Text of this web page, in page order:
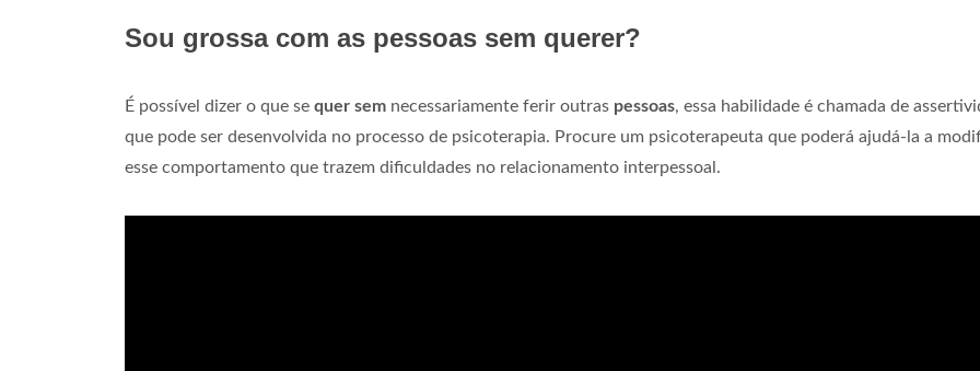
Sou grossa com as pessoas sem querer?
É possível dizer o que se quer sem necessariamente ferir outras pessoas, essa habilidade é chamada de
que pode ser desenvolvida no processo de psicoterapia. Procure um psicoterapeuta que poderá ajudá-la a
esse comportamento que trazem dificuldades no relacionamento interpessoal.